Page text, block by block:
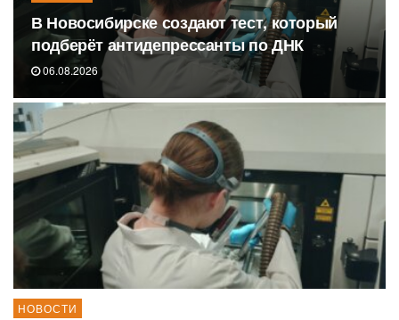
В Новосибирске создают тест, который
подберёт антидепрессанты по ДНК
06.08.2026
НОВОСТИ